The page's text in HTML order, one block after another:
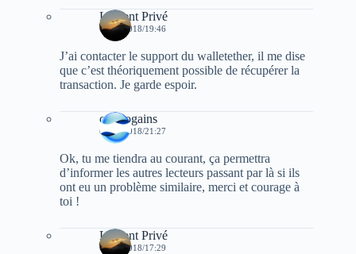
Laurent Privé
02/01/2018/19:46
J’ai contacter le support du walletether, il me dise
que c’est théoriquement possible de récupérer la
transaction. Je garde espoir.
cryptogains
02/01/2018/21:27
Ok, tu me tiendra au courant, ça permettra
d’informer les autres lecteurs passant par là si ils
ont eu un problème similaire, merci et courage à
toi !
Laurent Privé
04/01/2018/17:29